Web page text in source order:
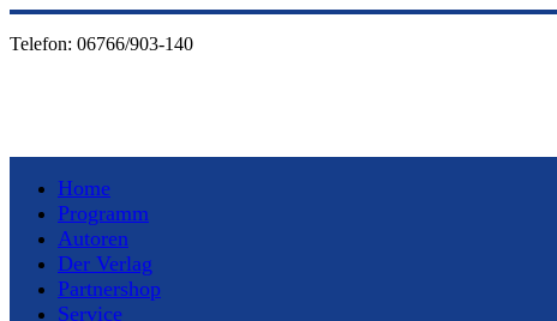
Telefon: 06766/903-140
Home
Programm
Autoren
Der Verlag
Partnershop
Service